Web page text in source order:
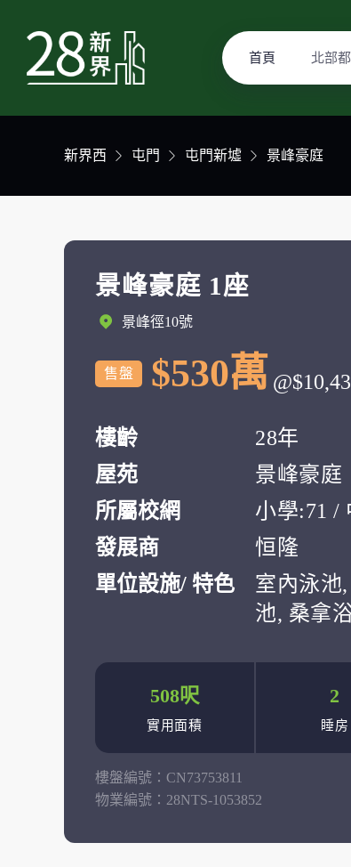
首頁 北部
新界西 屯門 屯門新墟 景峰豪庭
景峰豪庭 1座
景峰徑10號
售盤 $530萬
樓齡
28年
屋苑
景峰豪庭
所屬校網
小學:71 /
發展商
恒隆
單位設施/ 特色
室內泳池
池, 桑拿
508呎
實用面積
2
睡房
樓盤編號： CN73753811
物業編號： 28NTS-1053852